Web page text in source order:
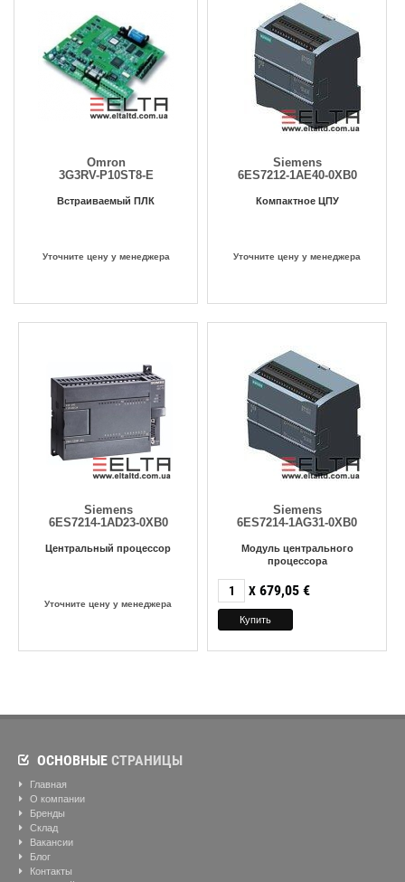
Omron
3G3RV-P10ST8-E
Встраиваемый ПЛК
Уточните цену у менеджера
Siemens
6ES7212-1AE40-0XB0
Компактное ЦПУ
Уточните цену у менеджера
Siemens
6ES7214-1AD23-0XB0
Центральный процессор
Уточните цену у менеджера
Siemens
6ES7214-1AG31-0XB0
Модуль центрального
процессора
X 679,05 €
ОСНОВНЫЕ СТРАНИЦЫ
Главная
О компании
Бренды
Склад
Вакансии
Блог
Контакты